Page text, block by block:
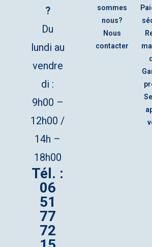
?
Du
lundi au
vendre
di :
9h00 –
12h00 /
14h –
18h00
Tél. :
06
51
77
72
sommes
nous?
Nous
contacter